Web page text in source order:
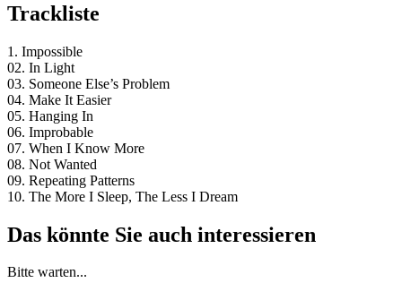
Trackliste
1. Impossible
02. In Light
03. Someone Else’s Problem
04. Make It Easier
05. Hanging In
06. Improbable
07. When I Know More
08. Not Wanted
09. Repeating Patterns
10. The More I Sleep, The Less I Dream
Das könnte Sie auch interessieren
Bitte warten...